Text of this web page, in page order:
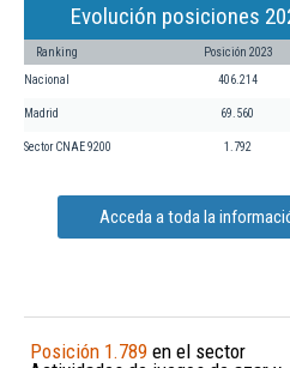
Evolución posiciones
Ranking Posición 2023
Nacional 406.214
Madrid 69.560
Sector CNAE 9200 1.792
Acceda a toda la
Posición 1.789 en el sector